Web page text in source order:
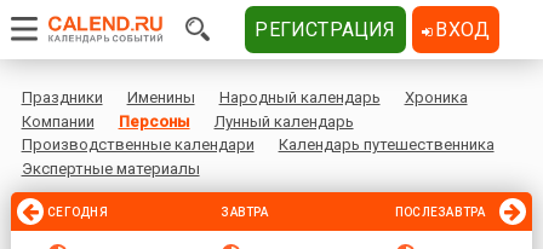
Праздники Именины Народный календарь
Хроника
Компании
Персоны
Лунный календарь
Производственные календари
Календарь путешественника
Экспертные материалы
СЕГОДНЯ ЗАВТРА ПОСЛЕЗАВТРА
РЕГИСТРАЦИЯ ВХОД